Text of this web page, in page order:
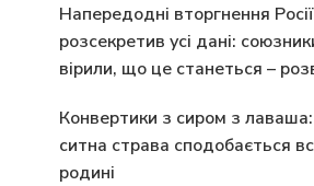
Напередодні вторгнення
розсекретив усі дані:
вірили, що це станеться –
Конвертики з сиром з лаваша:
ситна страва сподобається
родині